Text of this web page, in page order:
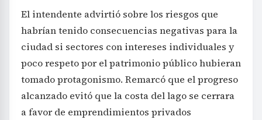
El intendente advirtió sobre los riesgos que
habrían tenido consecuencias negativas para la
ciudad si sectores con intereses individuales y
poco respeto por el patrimonio público hubieran
tomado protagonismo. Remarcó que el progreso
alcanzado evitó que la costa del lago se cerrara
a favor de emprendimientos privados